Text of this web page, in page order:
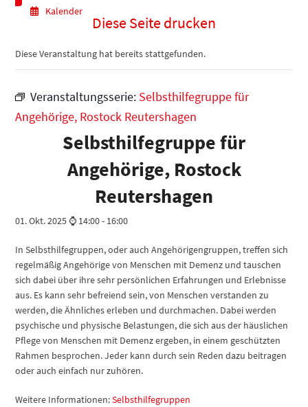
Kalender
Diese Seite drucken
Diese Veranstaltung hat bereits stattgefunden.
Veranstaltungsserie: Selbsthilfegruppe für
Angehörige, Rostock Reutershagen
Selbsthilfegruppe für
Angehörige, Rostock
Reutershagen
01. Okt. 2025 ⌚ 14:00- 16:00
In Selbsthilfegruppen, oder auch Angehörigengruppen, treffen sich
regelmäßig Angehörige von Menschen mit Demenz und tauschen
sich dabei über ihre sehr persönlichen Erfahrungen und Erlebnisse
aus. Es kann sehr befreiend sein, von Menschen verstanden zu
werden, die Ähnliches erleben und durchmachen. Dabei werden
psychische und physische Belastungen, die sich aus der häuslichen
Pflege von Menschen mit Demenz ergeben, in einem geschützten
Rahmen besprochen. Jeder kann durch sein Reden dazu beitragen
oder auch einfach nur zuhören.
Weitere Informationen:Selbsthilfegruppen